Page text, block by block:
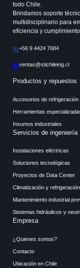
todo Chile.
Brindamos soporte
multidisciplinario para
eficiencia y
+56 9 4424 7684
ventas@stichileing.cl
Productos y repuestos
Accesorios de refrigeración
Herramientas
Insumos industriales
Servicios de ingeniería
Instalaciones eléctricas
Soluciones tecnológicas
Proyectos de Data Center
Climatización y refrigeración
Mantenimiento industrial
Sistemas hidráulicos y
Empresa
¿Quienes somos?
Contacto
Ubicación en Chile